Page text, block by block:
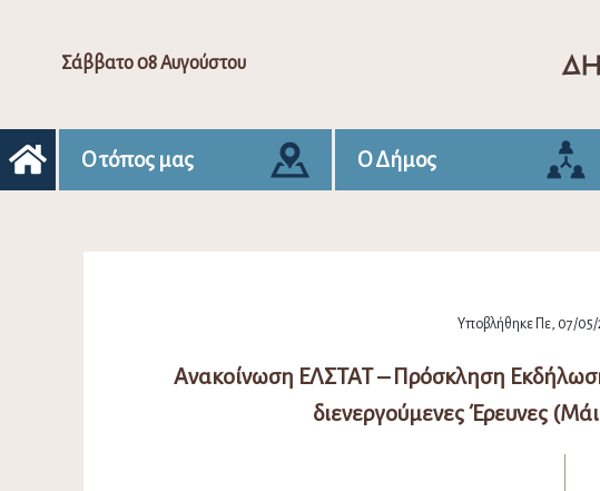
Σάββατο 08 Αυγούστου
Ο τόπος μας Ο Δήμος
Υποβλήθηκε Πε, 07/
Ανακοίνωση ΕΛΣΤΑΤ – Πρόσκληση
διενεργούμενες Έρευνες